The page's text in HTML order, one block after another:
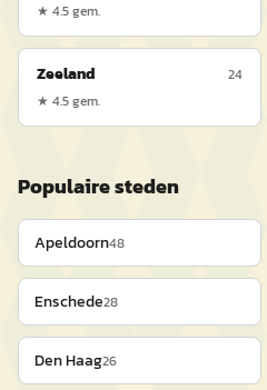
★ 4.5gem.
Zeeland
24
★ 4.5gem.
Populaire steden
Apeldoorn48
Enschede28
Den Haag26